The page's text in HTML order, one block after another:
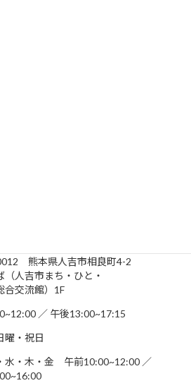
熊本県人吉市相良町4-2
（人吉市まち・ひと・
合交流館）1F
／ 午後13:00~17:15
曜・祝日
水・木・金 午前10:00~12:00 ／